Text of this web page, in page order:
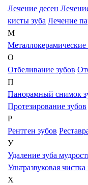
Лечение десен
кисты зуба Лечение
М
Металлокерамические
О
Отбеливание зубов
П
Панорамный снимок
Протезирование зубов
Р
Рентген зубов
У
Удаление зуба
Ультразвуковая чистка
Х